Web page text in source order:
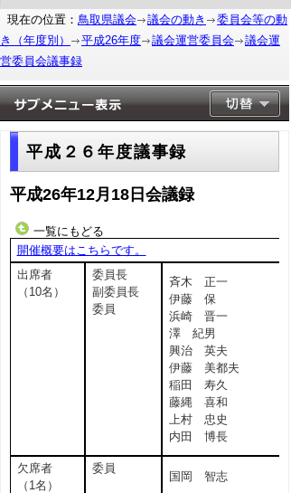
現在の位置： 鳥取県議会 議会の動き
委員会等の動
き（年度別）
平成26年度 議会運営委員会
議会運
営委員会議事録
平成２６年度議事録
平成26年12月18日会議録
一覧にもどる
開催概要はこちらです。
出席者
（10名）
委員長
副委員長
委員
斉木 正一
伊藤 保
浜崎 晋一
澤 紀男
興治 英夫
伊藤 美都夫
稲田 寿久
藤縄 喜和
上村 忠史
内田 博長
欠席者
（1名）
委員
国岡 智志